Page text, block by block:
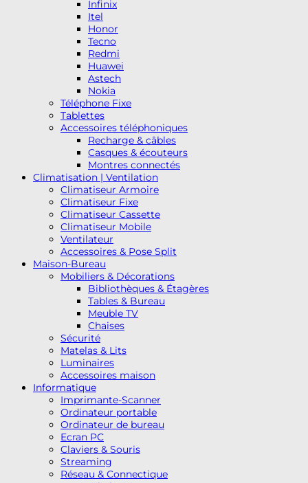
Infinix
Itel
Honor
Tecno
Redmi
Huawei
Astech
Nokia
Téléphone Fixe
Tablettes
Accessoires téléphoniques
Recharge & câbles
Casques & écouteurs
Montres connectés
Climatisation | Ventilation
Climatiseur Armoire
Climatiseur Fixe
Climatiseur Cassette
Climatiseur Mobile
Ventilateur
Accessoires & Pose Split
Maison-Bureau
Mobiliers & Décorations
Bibliothèques & Étagères
Tables & Bureau
Meuble TV
Chaises
Sécurité
Matelas & Lits
Luminaires
Accessoires maison
Informatique
Imprimante-Scanner
Ordinateur portable
Ordinateur de bureau
Ecran PC
Claviers & Souris
Streaming
Réseau & Connectique